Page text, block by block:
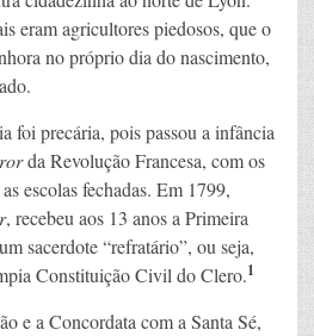
eram agricultores piedosos, que o
no próprio dia do nascimento,
foi precária, pois passou a infância
da Revolução Francesa, com os
escolas fechadas. Em 1799,
, recebeu aos 13 anos a Primeira
sacerdote “refratário”, ou seja,
Constituição Civil do Clero.1
e a Concordata com a Santa Sé,